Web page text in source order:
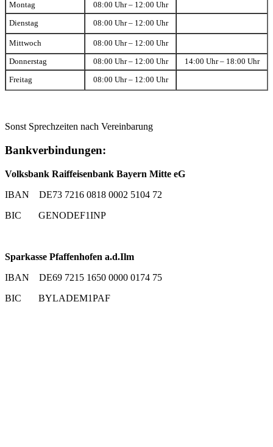
Montag 08:00 Uhr – 12:00 Uhr
Dienstag 08:00 Uhr – 12:00 Uhr
Mittwoch 08:00 Uhr – 12:00 Uhr
Donnerstag 08:00 Uhr – 12:00 Uhr 14:00 Uhr – 18:00 Uhr
Freitag 08:00 Uhr – 12:00 Uhr
Sonst Sprechzeiten nach Vereinbarung
Bankverbindungen:
Volksbank Raiffeisenbank Bayern Mitte eG
IBAN DE73 7216 0818 0002 5104 72
BIC GENODEF1INP
Sparkasse Pfaffenhofen a.d.Ilm
IBAN DE69 7215 1650 0000 0174 75
BIC BYLADEM1PAF